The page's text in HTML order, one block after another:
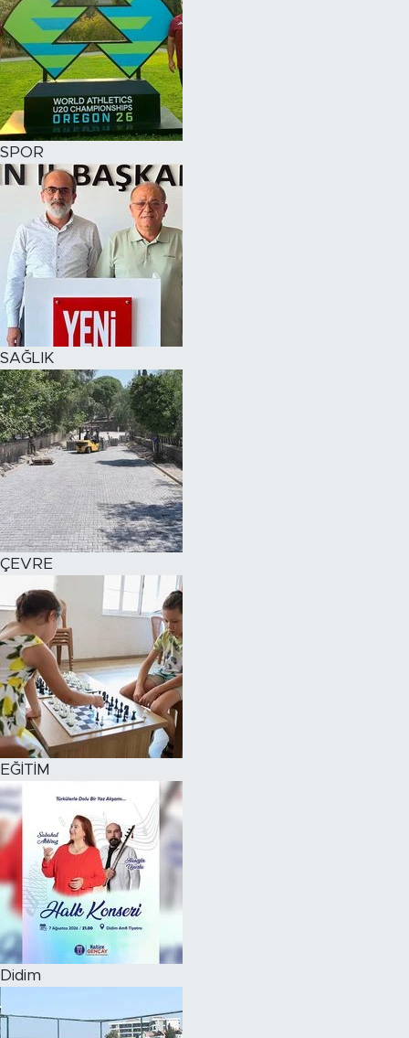
SPOR
SAĞLIK
ÇEVRE
EĞİTİM
Didim